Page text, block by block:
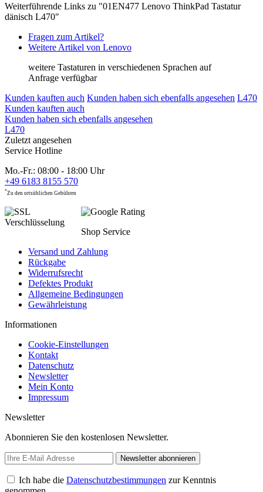
Weiterführende Links zu "01EN477 Lenovo ThinkPad Tastatur
dänisch L470"
Fragen zum Artikel?
Weitere Artikel von Lenovo
weitere Tastaturen in verschiedenen Sprachen auf
Anfrage verfügbar
Kunden kauften auch Kunden haben sich ebenfalls angesehen L470
Kunden kauften auch
Kunden haben sich ebenfalls angesehen
L470
Zuletzt angesehen
Service Hotline
Mo.-Fr.: 08:00 - 18:00 Uhr
+49 6183 8155 570
*Zu den ortsüblichen Gebühren
Shop Service
Versand und Zahlung
Rückgabe
Widerrufsrecht
Defektes Produkt
Allgemeine Bedingungen
Gewährleistung
Informationen
Cookie-Einstellungen
Kontakt
Datenschutz
Newsletter
Mein Konto
Impressum
Newsletter
Abonnieren Sie den kostenlosen Newsletter.
Newsletter abonnieren
Ich habe die Datenschutzbestimmungen zur Kenntnis